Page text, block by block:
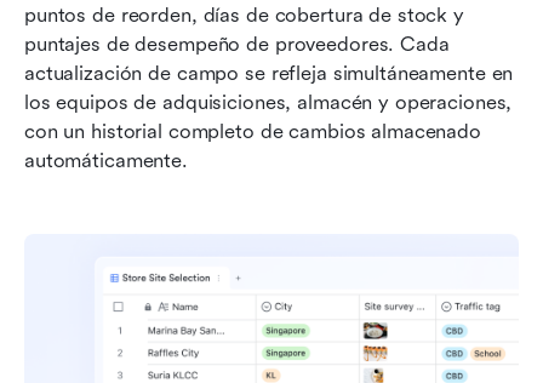
puntos de reorden, días de cobertura de stock y
puntajes de desempeño de proveedores. Cada
actualización de campo se refleja simultáneamente en
los equipos de adquisiciones, almacén y operaciones,
con un historial completo de cambios almacenado
automáticamente.